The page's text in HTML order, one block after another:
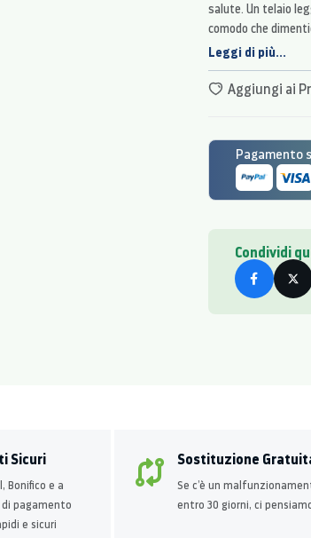
salute. Un telaio
comodo che
sfide di ogni giorno
sensori integrati
analizza i dati e li
Leggi di più...
Aggiungi ai
Pagamento
Condividi
Sicuri
Bonifico e a
pagamento
e sicuri
Sostituzione
Se c’è un
entro 30 giorni, ci